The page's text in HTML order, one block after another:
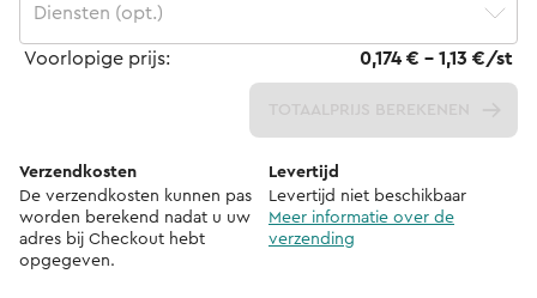
Diensten (opt.)
Voorlopige prijs: 0,174 € - 1,13 €/st
Verzendkosten
De verzendkosten kunnen pas
worden berekend nadat u uw
adres bij Checkout hebt
opgegeven.
Levertijd
Levertijd niet beschikbaar
Meer informatie over de
verzending